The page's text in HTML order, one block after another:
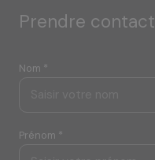
prendre contact
Nom *
Prénom *